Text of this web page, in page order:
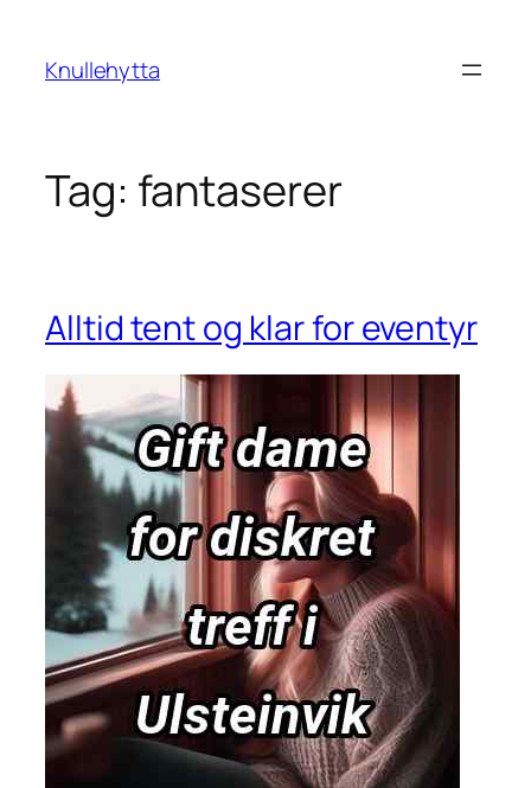
content
Knullehytta
Tag: fantaserer
Alltid tent og klar for eventyr